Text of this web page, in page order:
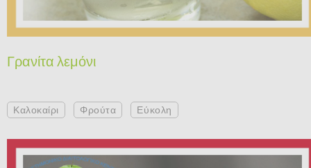
Γρανίτα λεμόνι
Καλοκαίρι Φρούτα Εύκολη